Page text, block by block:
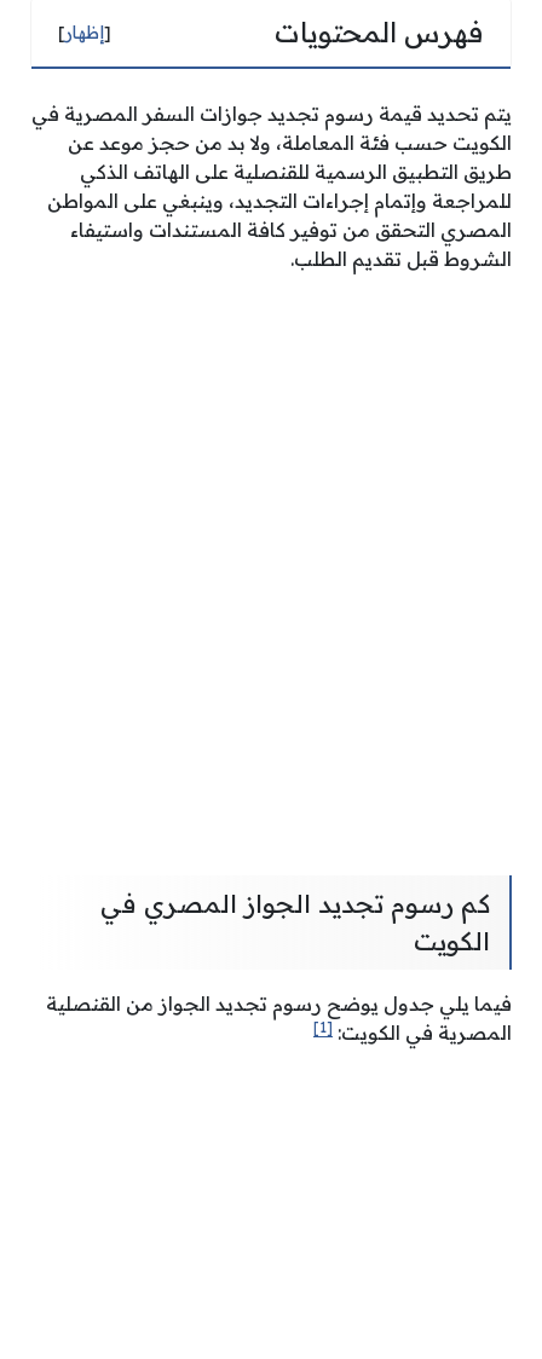
فهرس المحتويات [إظهار]
يتم تحديد قيمة رسوم تجديد جوازات السفر المصرية في
الكويت حسب فئة المعاملة، ولا بد من حجز موعد عن
طريق التطبيق الرسمية للقنصلية على الهاتف الذكي
للمراجعة وإتمام إجراءات التجديد، وينبغي على المواطن
المصري التحقق من توفير كافة المستندات واستيفاء
الشروط قبل تقديم الطلب.
كم رسوم تجديد الجواز المصري في
الكويت
فيما يلي جدول يوضح رسوم تجديد الجواز من القنصلية
المصرية في الكويت: [1]